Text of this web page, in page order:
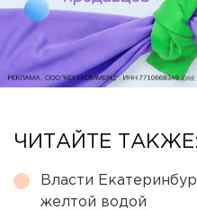
ЧИТАЙТЕ ТАКЖЕ:
Власти
желтой водой